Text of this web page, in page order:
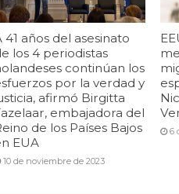
41 años del asesinato
los 4 periodistas
continúan los
por la verdad y
afirmó Birgitta
embajadora del
de los Países Bajos
EUA
10 de noviembre de 2023
6